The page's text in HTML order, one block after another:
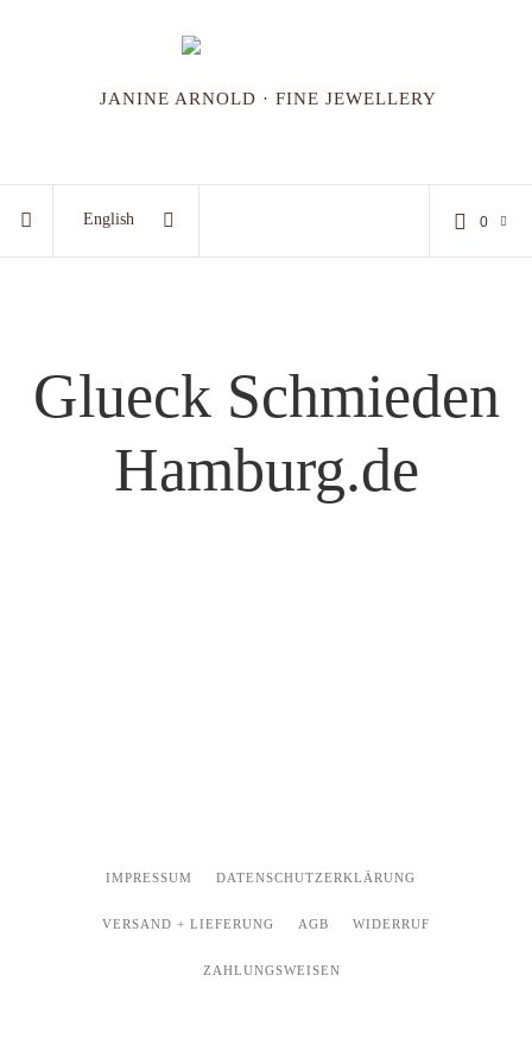
JANINE ARNOLD · FINE JEWELLERY
English 0
Glueck Schmieden
Hamburg.de
IMPRESSUM DATENSCHUTZERKLÄRUNG
VERSAND + LIEFERUNG AGB WIDERRUF
ZAHLUNGSWEISEN